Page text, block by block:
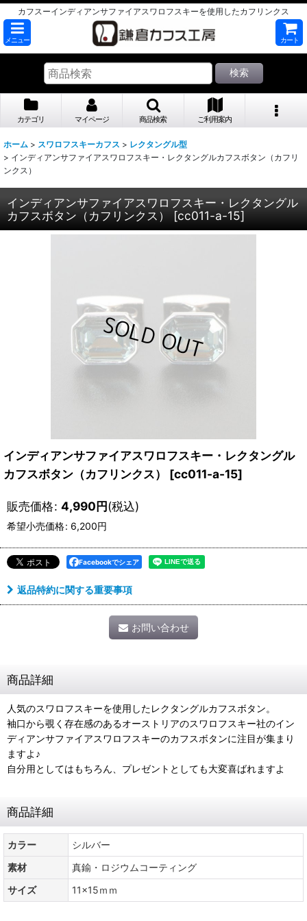
カフスーインディアンサファイアスワロフスキーを使用したカフリンクス
メニュー カート
検索
カテゴリ マイページ 商品検索 ご利用案内
ホーム > スワロフスキーカフス > レクタングル型
> インディアンサファイアスワロフスキー・レクタングルカフスボタン（カフリ
ンクス）
インディアンサファイアスワロフスキー・レクタングル
カフスボタン（カフリンクス）
[cc011-a-15]
インディアンサファイアスワロフスキー・レクタングル
カフスボタン（カフリンクス）
[cc011-a-15]
販売価格: 4,990円(税込)
希望小売価格: 6,200円
Facebookでシェア
返品特約に関する重要事項
お問い合わせ
商品詳細
人気のスワロフスキーを使用したレクタングルカフスボタン。
袖口から覗く存在感のあるオーストリアのスワロフスキー社のイン
ディアンサファイアスワロフスキーのカフスボタンに注目が集まり
ますよ♪
自分用としてはもちろん、プレゼントとしても大変喜ばれますよ
商品詳細
カラー
シルバー
素材
真鍮・ロジウムコーティング
サイズ
11x15ｍｍ